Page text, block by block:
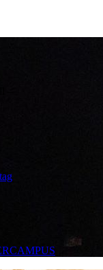
–